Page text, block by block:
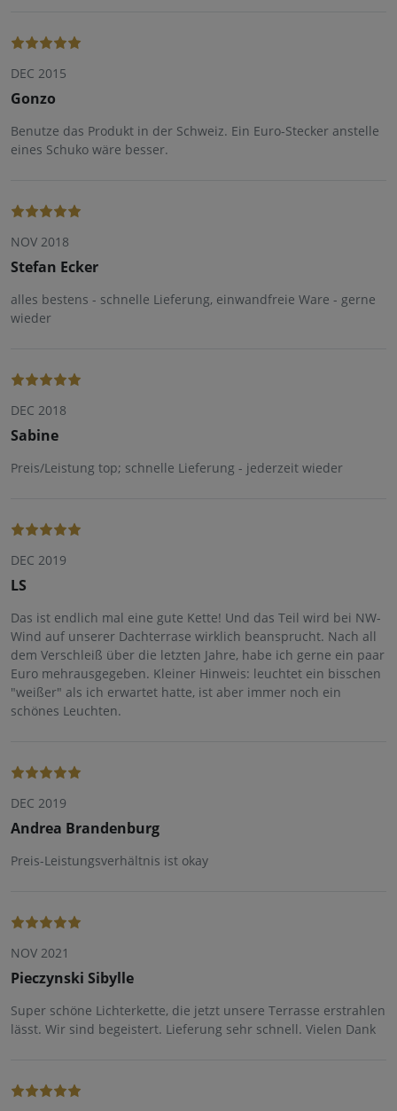
DEC 2015
Gonzo
Benutze das Produkt in der Schweiz. Ein Euro-Stecker anstelle
eines Schuko wäre besser.
NOV 2018
Stefan Ecker
alles bestens - schnelle Lieferung, einwandfreie Ware - gerne
wieder
DEC 2018
Sabine
Preis/Leistung top; schnelle Lieferung - jederzeit wieder
DEC 2019
LS
Das ist endlich mal eine gute Kette! Und das Teil wird bei NW-
Wind auf unserer Dachterrase wirklich beansprucht. Nach all
dem Verschleiß über die letzten Jahre, habe ich gerne ein paar
Euro mehrausgegeben. Kleiner Hinweis: leuchtet ein bisschen
"weißer" als ich erwartet hatte, ist aber immer noch ein
schönes Leuchten.
DEC 2019
Andrea Brandenburg
Preis-Leistungsverhältnis ist okay
NOV 2021
Pieczynski Sibylle
Super schöne Lichterkette, die jetzt unsere Terrasse erstrahlen
lässt. Wir sind begeistert. Lieferung sehr schnell. Vielen Dank